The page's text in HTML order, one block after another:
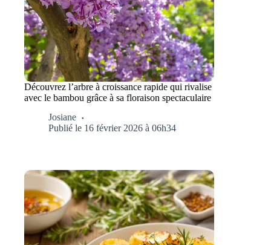
Découvrez l’arbre à croissance rapide qui rivalise
avec le bambou grâce à sa floraison spectaculaire
Josiane
Publié le 16 février 2026 à 06h34